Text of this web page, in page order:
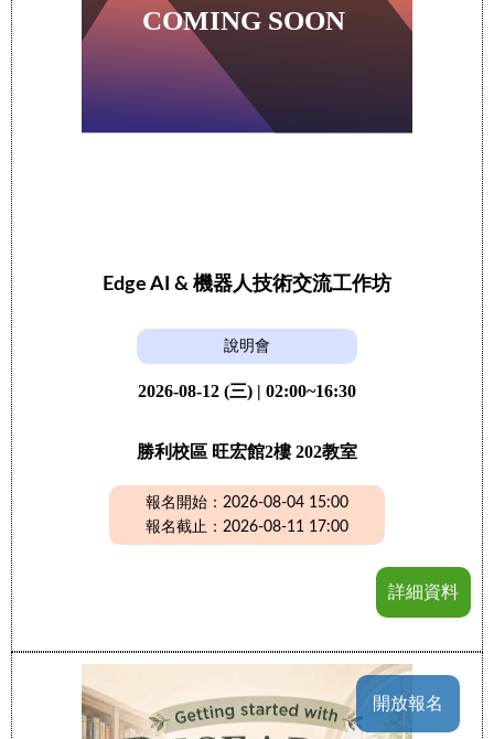
Edge AI & 機器人技術交流工作坊
說明會
2026-08-12 (三) | 02:00~16:30
勝利校區 旺宏館2樓 202教室
報名開始：2026-08-04 15:00
報名截止：2026-08-11 17:00
詳細資料
開放報名